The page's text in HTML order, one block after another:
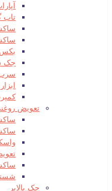
تاب
بکس
جک
سرب
تعویض
جک بالابر